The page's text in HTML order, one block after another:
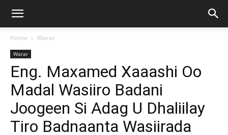
Home Warar
Warar
Eng. Maxamed Xaaashi Oo
Madal Wasiiro Badani
Joogeen Si Adag U Dhaliilay
Tiro Badnaanta Wasiirada